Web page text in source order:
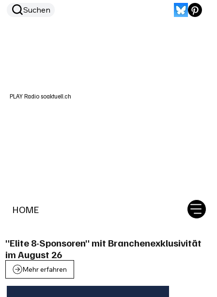
HOME
Suchen
PLAY Radio soaktuell.ch
"Elite 8-Sponsoren" mit Branchenexklusivität
im August 26
Mehr erfahren